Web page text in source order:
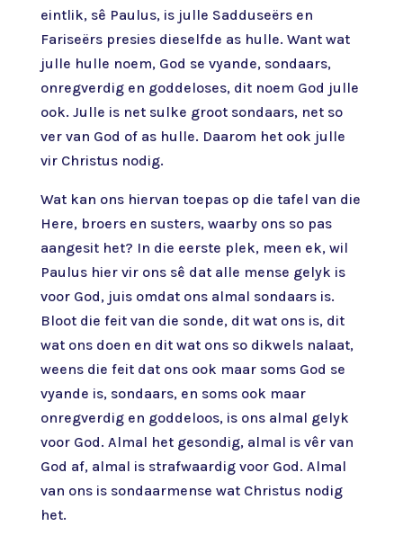
eintlik, sê Paulus, is julle Sadduseërs en
Fariseërs presies dieselfde as hulle. Want wat
julle hulle noem, God se vyande, sondaars,
onregverdig en goddeloses, dit noem God julle
ook. Julle is net sulke groot sondaars, net so
ver van God of as hulle. Daarom het ook julle
vir Christus nodig.
Wat kan ons hiervan toepas op die tafel van die
Here, broers en susters, waarby ons so pas
aangesit het? In die eerste plek, meen ek, wil
Paulus hier vir ons sê dat alle mense gelyk is
voor God, juis omdat ons almal sondaars is.
Bloot die feit van die sonde, dit wat ons is, dit
wat ons doen en dit wat ons so dikwels nalaat,
weens die feit dat ons ook maar soms God se
vyande is, sondaars, en soms ook maar
onregverdig en goddeloos, is ons almal gelyk
voor God. Almal het gesondig, almal is vêr van
God af, almal is strafwaardig voor God. Almal
van ons is sondaarmense wat Christus nodig
het.